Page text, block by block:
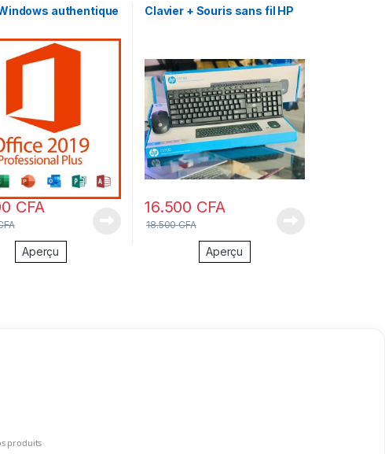
authentique
CFA
Aperçu
Clavier + Souris sans fil HP
16.500 CFA
18.500CFA
Aperçu
produits